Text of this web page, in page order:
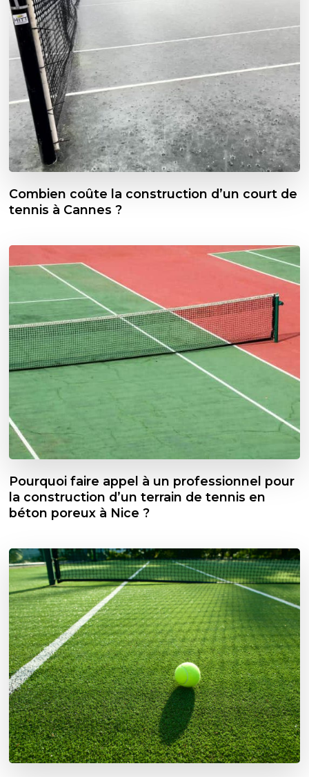
Combien coûte la construction d’un court de
tennis à Cannes ?
Pourquoi faire appel à un professionnel pour
la construction d’un terrain de tennis en
béton poreux à Nice ?